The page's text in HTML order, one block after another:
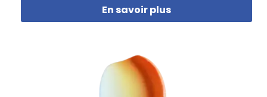
En savoir plus